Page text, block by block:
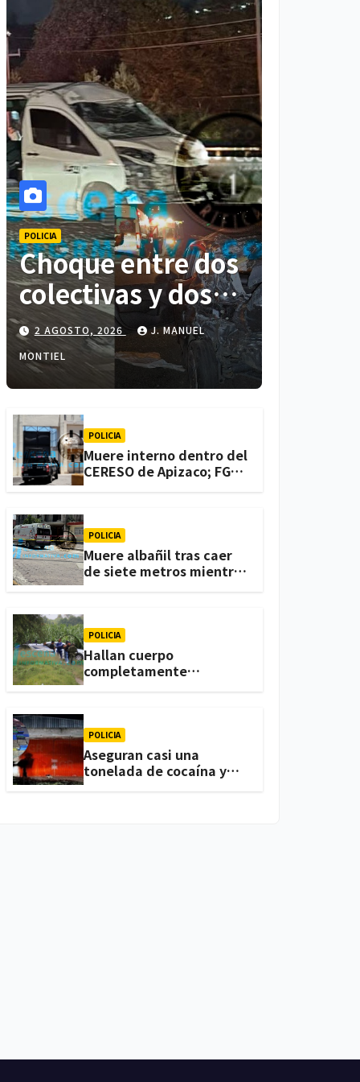
POLICIA
Choque entre dos
colectivas y dos
vehículos deja
cinco personas
lesionadas en
Atlihuetzia
2 AGOSTO, 2026
J. MANUEL
MONTIEL
POLICIA
Muere interno dentro del
CERESO de Apizaco; FGJE
investiga el caso
POLICIA
Muere albañil tras caer
de siete metros mientras
trabajaba en una
POLICIA
Hallan cuerpo
completamente
calcinado en terrenos de
POLICIA
Aseguran casi una
tonelada de cocaína y
arsenal durante cateo,